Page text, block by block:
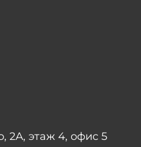
2А, этаж 4, офис 5